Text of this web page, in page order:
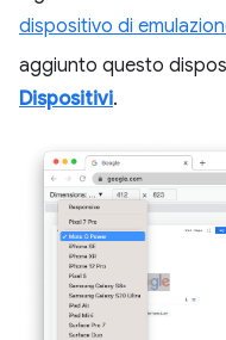
dispositivo di
aggiunto questo
Dispositivi.